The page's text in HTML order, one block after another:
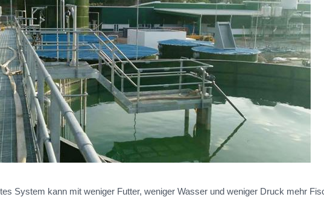
System kann mit weniger Futter, weniger Wasser und weniger Druck mehr